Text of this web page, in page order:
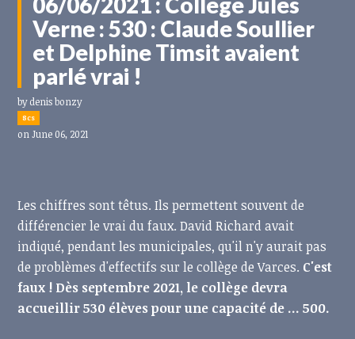
Verne : 530 : Claude Soullier
et Delphine Timsit avaient
parlé vrai !
bydenis bonzy
8cs
on June 06, 2021
Les chiffres sont têtus. Ils permettent souvent de
différencier le vrai du faux. David Richard avait
indiqué, pendant les municipales, qu'il n'y aurait pas
de problèmes d'effectifs sur le collège de Varces. C'est
faux ! Dès septembre 2021, le collège devra
accueillir 530 élèves pour une capacité de ... 500.